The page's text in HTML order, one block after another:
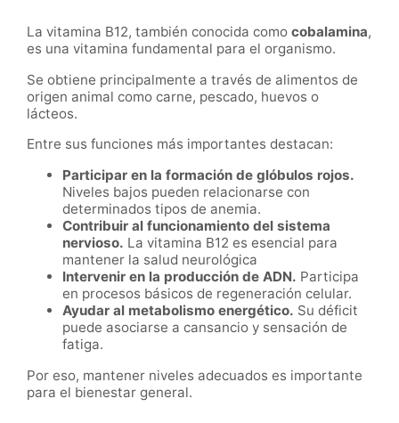
La vitamina B12, también conocida como cobalamina,
es una vitamina fundamental para el organismo.
Se obtiene principalmente a través de alimentos de
origen animal como carne, pescado, huevos o
lácteos.
Entre sus funciones más importantes destacan:
Participar en la formación de glóbulos rojos.
Niveles bajos pueden relacionarse con
determinados tipos de anemia.
Contribuir al funcionamiento del sistema
nervioso. La vitamina B12 es esencial para
mantener la salud neurológica
Intervenir en la producción de ADN. Participa
en procesos básicos de regeneración celular.
Ayudar al metabolismo energético. Su déficit
puede asociarse a cansancio y sensación de
fatiga.
Por eso, mantener niveles adecuados es importante
para el bienestar general.